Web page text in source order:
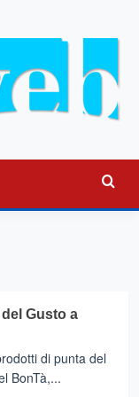
del Gusto a
di punta del
BonTà,...